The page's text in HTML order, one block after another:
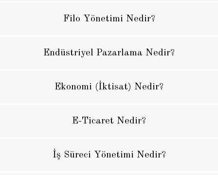
Filo Yönetimi Nedir?
Endüstriyel Pazarlama Nedir?
Ekonomi (İktisat) Nedir?
E-Ticaret Nedir?
İş Süreci Yönetimi Nedir?